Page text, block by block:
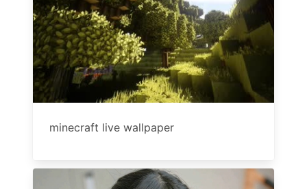
minecraft live wallpaper